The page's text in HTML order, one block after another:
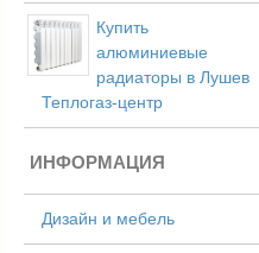
Купить
алюминиевые
радиаторы в Лушев
Теплогаз-центр
ИНФОРМАЦИЯ
Дизайн и мебель